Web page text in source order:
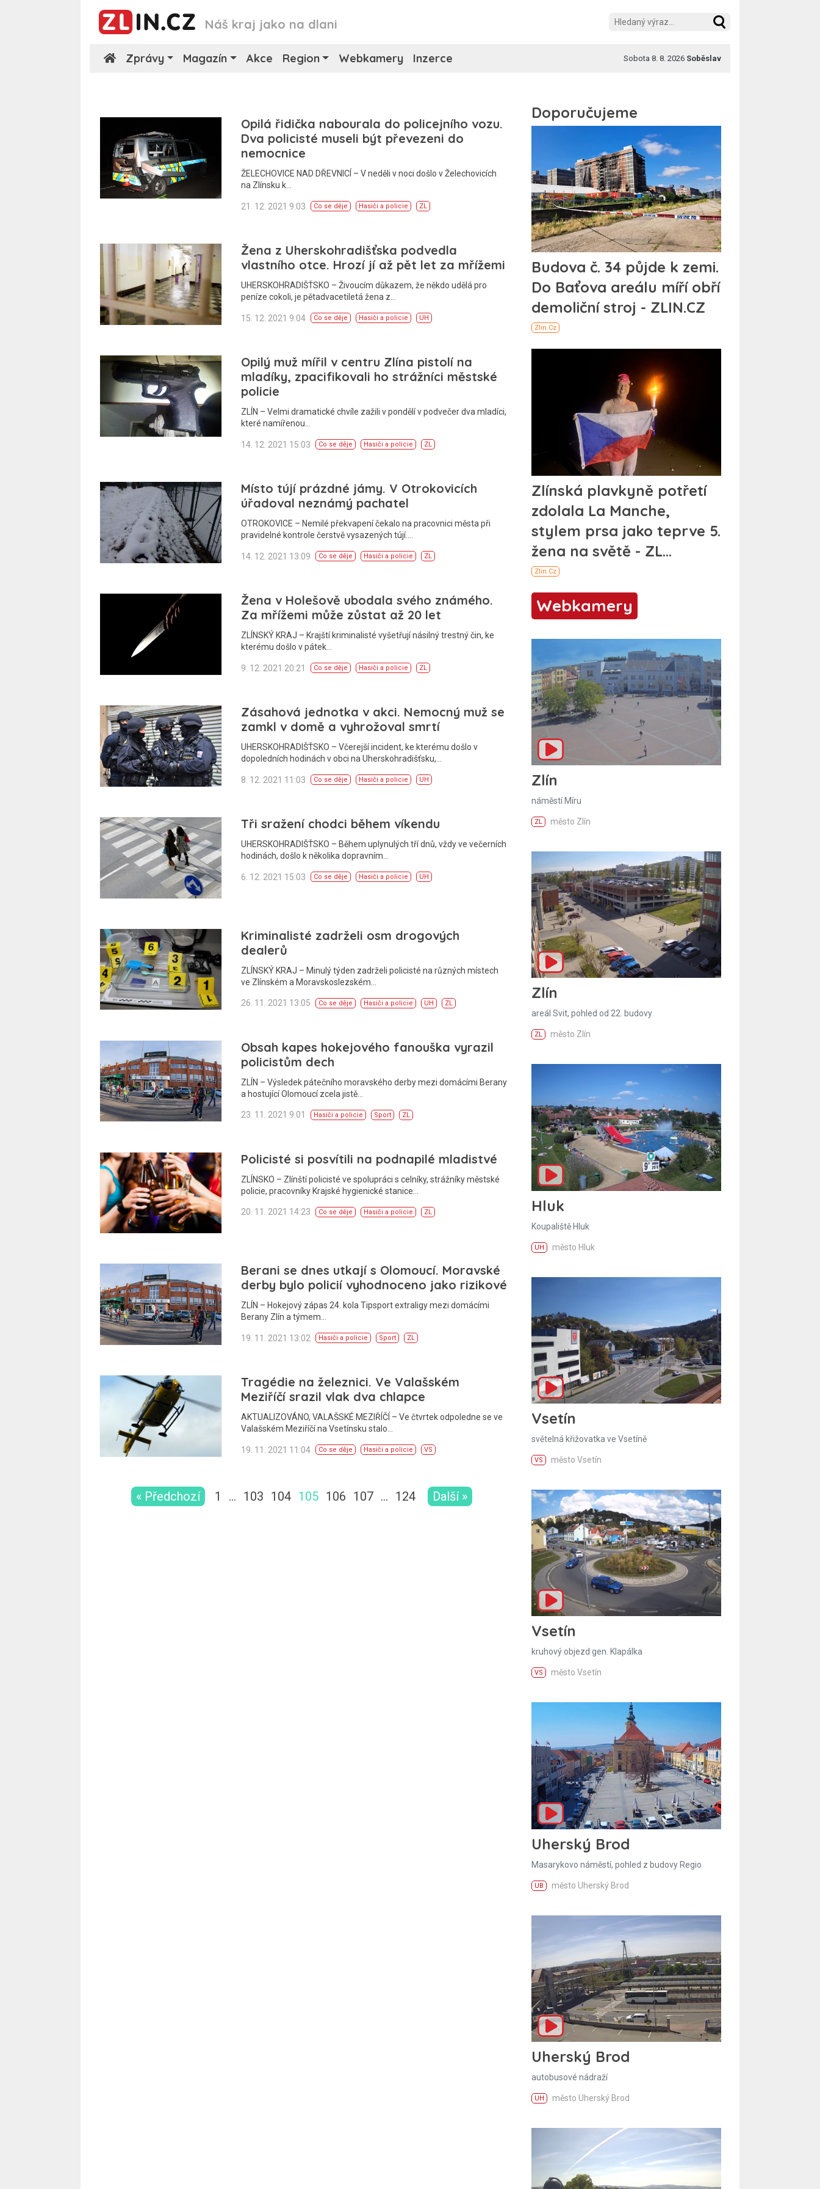
Náš kraj jako na dlani
Zprávy Magazín Akce Region Webkamery Inzerce Sobota 8. 8. 2026 Soběslav
Opilá řidička nabourala do policejního vozu.
Dva policisté museli být převezeni do
nemocnice
ŽELECHOVICE NAD DŘEVNICÍ – V neděli v noci došlo v Želechovicích
na Zlínsku k…
21. 12. 2021 9:03 Co se děje Hasiči a policie ZL
Žena z Uherskohradišťska podvedla
vlastního otce. Hrozí jí až pět let za mřížemi
UHERSKOHRADIŠŤSKO – Živoucím důkazem, že někdo udělá pro
peníze cokoli, je pětadvacetiletá žena z…
15. 12. 2021 9:04 Co se děje Hasiči a policie UH
Opilý muž mířil v centru Zlína pistolí na
mladíky, zpacifikovali ho strážníci městské
policie
ZLÍN – Velmi dramatické chvíle zažili v pondělí v podvečer dva mladíci,
které namířenou…
14. 12. 2021 15:03 Co se děje Hasiči a policie ZL
Místo tújí prázdné jámy. V Otrokovicích
úřadoval neznámý pachatel
OTROKOVICE – Nemilé překvapení čekalo na pracovnici města při
pravidelné kontrole čerstvě vysazených tújí.…
14. 12. 2021 13:09 Co se děje Hasiči a policie ZL
Žena v Holešově ubodala svého známého.
Za mřížemi může zůstat až 20 let
ZLÍNSKÝ KRAJ – Krajští kriminalisté vyšetřují násilný trestný čin, ke
kterému došlo v pátek…
9. 12. 2021 20:21 Co se děje Hasiči a policie ZL
Zásahová jednotka v akci. Nemocný muž se
zamkl v domě a vyhrožoval smrtí
UHERSKOHRADIŠŤSKO – Včerejší incident, ke kterému došlo v
dopoledních hodinách v obci na Uherskohradišťsku,…
8. 12. 2021 11:03 Co se děje Hasiči a policie UH
Tři sražení chodci během víkendu
UHERSKOHRADIŠŤSKO – Během uplynulých tří dnů, vždy ve večerních
hodinách, došlo k několika dopravním…
6. 12. 2021 15:03 Co se děje Hasiči a policie UH
Kriminalisté zadrželi osm drogových
dealerů
ZLÍNSKÝ KRAJ – Minulý týden zadrželi policisté na různých místech
ve Zlínském a Moravskoslezském…
26. 11. 2021 13:05 Co se děje Hasiči a policie UH ZL
Obsah kapes hokejového fanouška vyrazil
policistům dech
ZLÍN – Výsledek pátečního moravského derby mezi domácími Berany
a hostující Olomoucí zcela jistě…
23. 11. 2021 9:01 Hasiči a policie Sport ZL
Policisté si posvítili na podnapilé mladistvé
ZLÍNSKO – Zlínští policisté ve spolupráci s celníky, strážníky městské
policie, pracovníky Krajské hygienické stanice…
20. 11. 2021 14:23 Co se děje Hasiči a policie ZL
Berani se dnes utkají s Olomoucí. Moravské
derby bylo policií vyhodnoceno jako rizikové
ZLÍN – Hokejový zápas 24. kola Tipsport extraligy mezi domácími
Berany Zlín a týmem…
19. 11. 2021 13:02 Hasiči a policie Sport ZL
Tragédie na železnici. Ve Valašském
Meziříčí srazil vlak dva chlapce
AKTUALIZOVÁNO, VALAŠSKÉ MEZIŘÍČÍ – Ve čtvrtek odpoledne se ve
Valašském Meziříčí na Vsetínsku stalo…
19. 11. 2021 11:04 Co se děje Hasiči a policie VS
« Předchozí 1 … 103 104 105 106 107 … 124 Další »
Webkamery
Zlín
náměstí Míru
ZL město Zlín
Zlín
areál Svit, pohled od 22. budovy
ZL město Zlín
Hluk
Koupaliště Hluk
UH město Hluk
Vsetín
světelná křižovatka ve Vsetíně
VS město Vsetín
Vsetín
kruhový objezd gen. Klapálka
VS město Vsetín
Uherský Brod
Masarykovo náměstí, pohled z budovy Regio
UB město Uherský Brod
Uherský Brod
autobusové nádraží
UH město Uherský Brod